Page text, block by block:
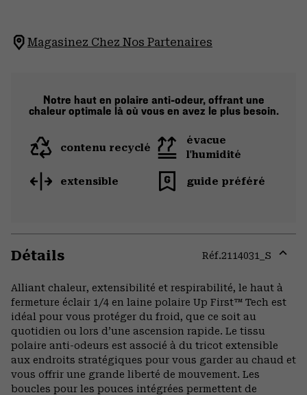
Magasinez Chez Nos Partenaires
Notre haut en polaire anti-odeur, offrant une
chaleur optimale là où vous en avez le plus besoin.
contenu recyclé
évacue
l'humidité
extensible guide préféré
Détails Réf.2114031_S
or
Alliant chaleur, extensibilité et respirabilité, le haut à
fermeture éclair 1/4 en laine polaire Up First™ Tech est
idéal pour vous protéger du froid, que ce soit au
quotidien ou lors d’une ascension rapide. Le tissu
polaire anti-odeurs est associé à du tricot extensible
aux endroits stratégiques pour vous garder au chaud et
vous offrir une grande liberté de mouvement. Les
boucles pour les pouces intégrées permettent de